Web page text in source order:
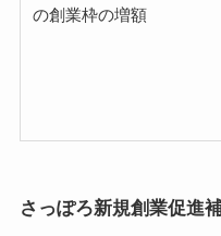
の創業枠の増額
さっぽろ新規創業促進